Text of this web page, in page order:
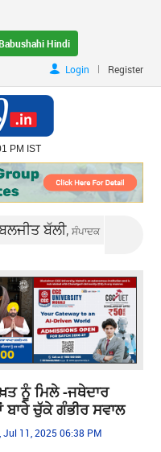
Hindi
Login
| Register
PM IST
ਬੱਲੀ,ਸੰਪਾਦਕ
ਨੂੰ ਮਿਲੇ -ਜਥੇਦਾਰ
ਚੁੱਕੇ ਗੰਭੀਰ ਸਵਾਲ
Jul 11, 2025 06:38 PM